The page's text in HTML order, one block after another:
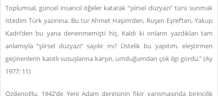
Toplumsal, güncel insancıl öğeler katarak “şiirsel düzyazı” türü sunmak
istedim Türk yazınına. Bu tür Ahmet Haşim’den, Ruşen Eşref’ten, Yakup
Kadri’den bu yana denenmemişti hiç. Kaldı ki onların yazdıkları tam
anlamıyla “şiirsel düzyazı” sayılır mı? Üstelik bu yapıtım, eleştirmen
geçinenlerin kasıtlı susuşlarına karşın, umduğumdan çok ilgi gördü.” (Ay
1977: 11)
Özdenoğlu, 1942’de Yeni Adam dergisinin fikir yarışmasında birincilik